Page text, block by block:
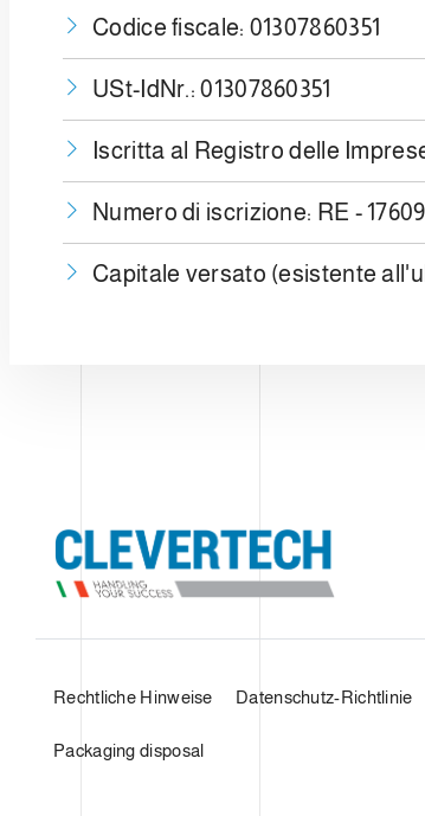
a
Codice fiscale: 01307860351
USt-IdNr.: 01307860351
Iscritta al Registro delle
Numero di iscrizione: RE -
Capitale versato (esistente
Rechtliche Hinweise Datenschutz-Richtlinie
Packaging disposal